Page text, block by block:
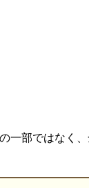
一部ではなく